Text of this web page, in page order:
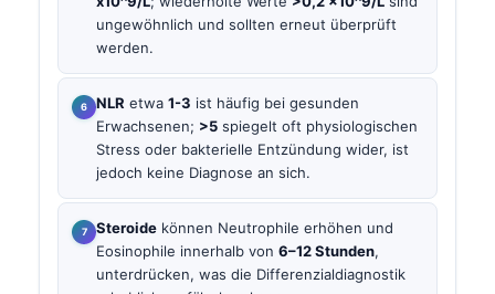
ungewöhnlich und sollten erneut überprüft
werden.
NLR etwa 1-3 ist häufig bei gesunden
Erwachsenen; >5 spiegelt oft physiologischen
Stress oder bakterielle Entzündung wider, ist
jedoch keine Diagnose an sich.
Steroide können Neutrophile erhöhen und
Eosinophile innerhalb von 6–12 Stunden,
unterdrücken, was die Differenzialdiagnostik